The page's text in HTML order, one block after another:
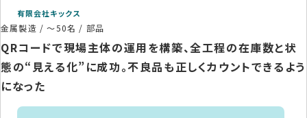
有限会社キックス
金属製造 /～50名 / 部品
QRコードで現場主体の運用を構築、全工程の在庫数と状
態の“見える化”に成功。不良品も正しくカウントできるよう
になった